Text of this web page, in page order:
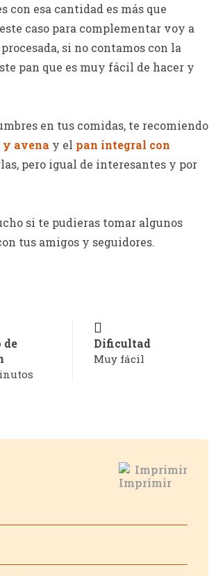
con esa cantidad es más que
caso para complementar voy a
si no contamos con la
pan que es muy fácil de hacer y
en tus comidas, te recomiendo
y avena y el pan integral con
pero igual de interesantes y por
si te pudieras tomar algunos
tus amigos y seguidores.
de
Dificultad
Muy fácil
Imprimir